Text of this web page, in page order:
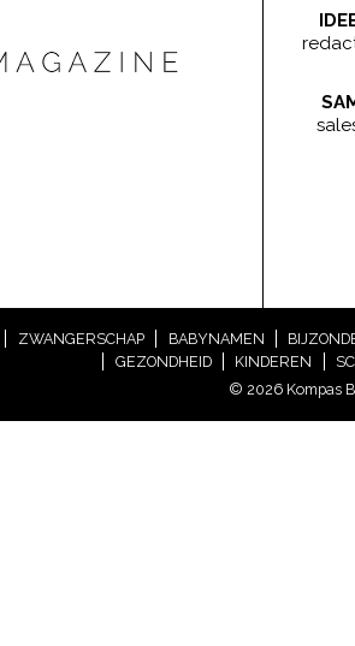
ZWANGERSCHAP BABYNAMEN
GEZONDHEID
KINDEREN
© 2026 Kompas